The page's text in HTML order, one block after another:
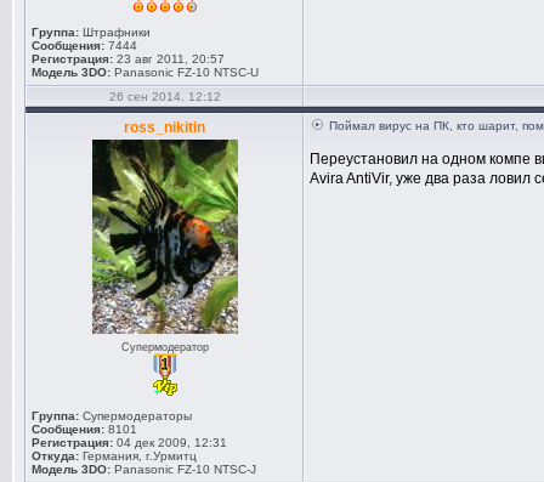
Группа: Штрафники
Сообщения: 7444
Регистрация: 23 авг 2011, 20:57
Модель 3DO: Panasonic FZ-10 NTSC-U
26 сен 2014, 12:12
ross_nikitin
Супермодератор
Группа: Супермодераторы
Сообщения: 8101
Регистрация: 04 дек 2009, 12:31
Откуда: Германия, г.Урмитц
Модель 3DO: Panasonic FZ-10 NTSC-J
Поймал вирус на ПК, кто шарит,
Переустановил на одном компе
Avira AntiVir, уже два раза ловил